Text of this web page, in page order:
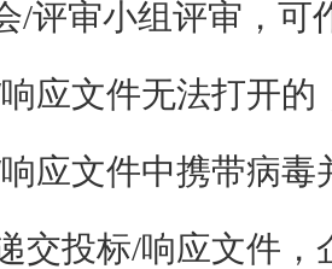
/评审小组评审，可
应文件无法打开的
应文件中携带病毒
交投标/响应文件，